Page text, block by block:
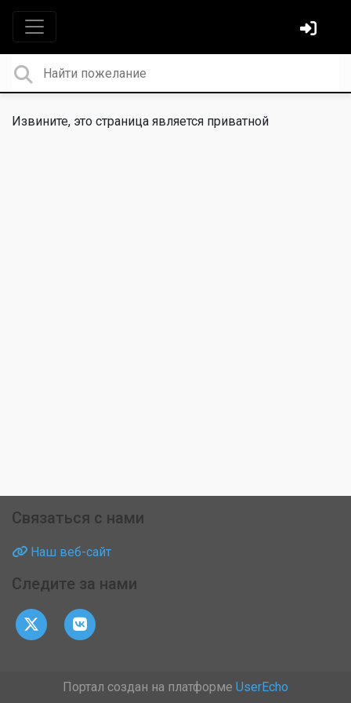
Извините, это страница является приватной
Связаться с нами
Наш веб-сайт
Следите за нами
Портал создан на платформе UserEcho